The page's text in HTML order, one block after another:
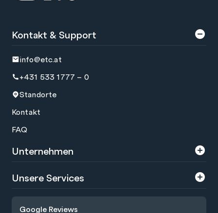
Google Reviews
Kontakt & Support
info@etc.at
+431 533 1777 – 0
Standorte
Kontakt
FAQ
Unternehmen
Über uns
Presse
Unsere Services